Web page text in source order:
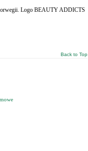
Norwegii. Logo BEAUTY ADDICTS
Back to Top